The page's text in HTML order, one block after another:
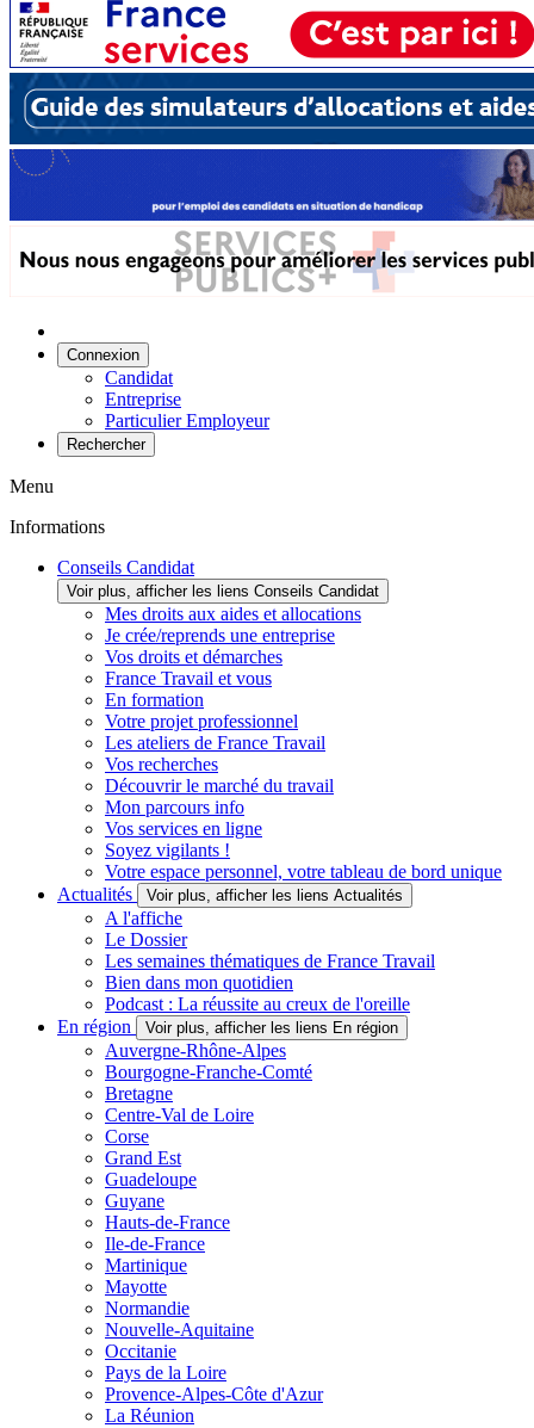
Connexion
Candidat
Entreprise
Particulier Employeur
Rechercher
Menu
Informations
Conseils Candidat
Voir plus, afficher les liens Conseils Candidat
Mes droits aux aides et allocations
Je crée/reprends une entreprise
Vos droits et démarches
France Travail et vous
En formation
Votre projet professionnel
Les ateliers de France Travail
Vos recherches
Découvrir le marché du travail
Mon parcours info
Vos services en ligne
Soyez vigilants !
Votre espace personnel, votre tableau de bord unique
Actualités
Voir plus, afficher les liens Actualités
A l'affiche
Le Dossier
Les semaines thématiques de France Travail
Bien dans mon quotidien
Podcast : La réussite au creux de l'oreille
En région
Voir plus, afficher les liens En région
Auvergne-Rhône-Alpes
Bourgogne-Franche-Comté
Bretagne
Centre-Val de Loire
Corse
Grand Est
Guadeloupe
Guyane
Hauts-de-France
Ile-de-France
Martinique
Mayotte
Normandie
Nouvelle-Aquitaine
Occitanie
Pays de la Loire
Provence-Alpes-Côte d'Azur
La Réunion